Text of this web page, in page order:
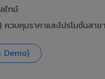
ไทม์
บคุมราคาและโปรโมชั่นสาขา
Demo)